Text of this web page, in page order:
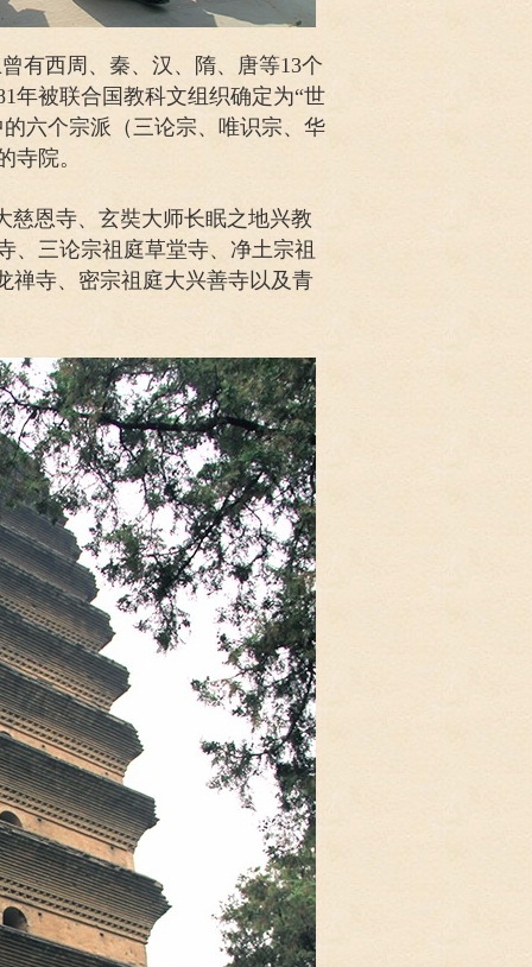
有西周、秦、汉、隋、唐等13个
年被联合国教科文组织确定为“世
六个宗派（三论宗、唯识宗、华
寺院。
慈恩寺、玄奘大师长眠之地兴教
、三论宗祖庭草堂寺、净土宗祖
禅寺、密宗祖庭大兴善寺以及青